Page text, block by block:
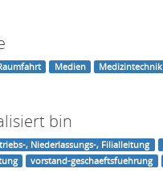
Medien Medizintechnik
bin
, Niederlassungs-, Filialleitung
vorstand-geschaeftsfuehrung